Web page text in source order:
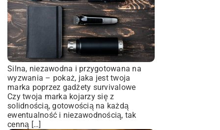
Silna, niezawodna i przygotowana na
wyzwania – pokaż, jaka jest twoja
marka poprzez gadżety survivalowe
Czy twoja marka kojarzy się z
solidnością, gotowością na każdą
ewentualność i niezawodnością, tak
cenną […]